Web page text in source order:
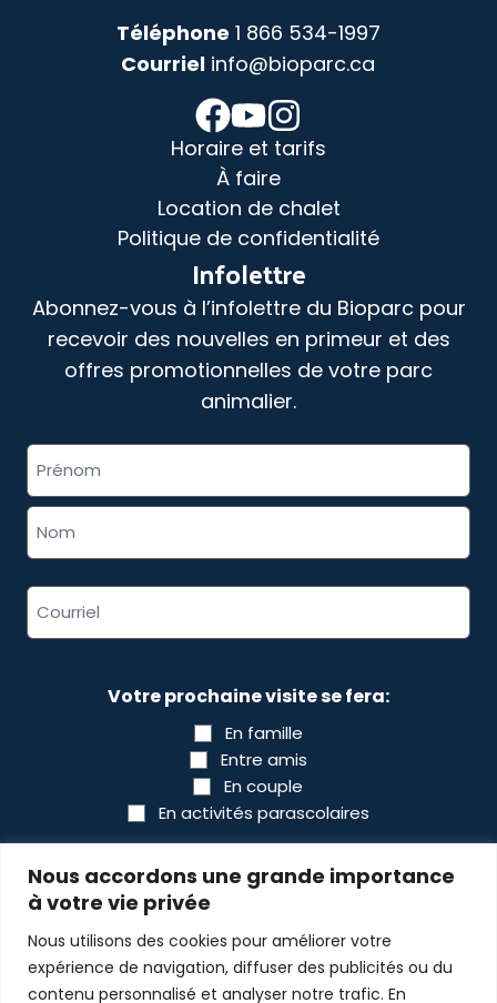
Nous accordons une grande importance
à votre vie privée
Nous utilisons des cookies pour améliorer votre
expérience de navigation, diffuser des publicités ou du
contenu personnalisé et analyser notre trafic. En
Téléphone 1 866 534-1997
Courriel info@bioparc.ca
Horaire et tarifs
À faire
Location de chalet
Politique de confidentialité
Infolettre
Abonnez-vous à l’infolettre du Bioparc pour
recevoir des nouvelles en primeur et des
offres promotionnelles de votre parc
animalier.
«
*
Votre prochaine visite se fera:
En famille
Entre amis
En couple
En activités parascolaires